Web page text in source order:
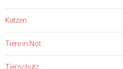
Katzen
Tiere in Not
Tierschutz